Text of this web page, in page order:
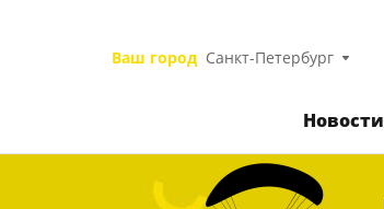
Ваш город Санкт-Петербург
Новости